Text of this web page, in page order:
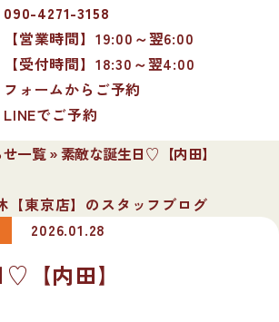
090-4271-3158
【営業時間】19:00～翌6:00
【受付時間】18:30～翌4:00
フォームからご予約
LINEでご予約
一覧»素敵な誕生日♡【内田】
【東京店】のスタッフブログ
2026.01.28
【内田】